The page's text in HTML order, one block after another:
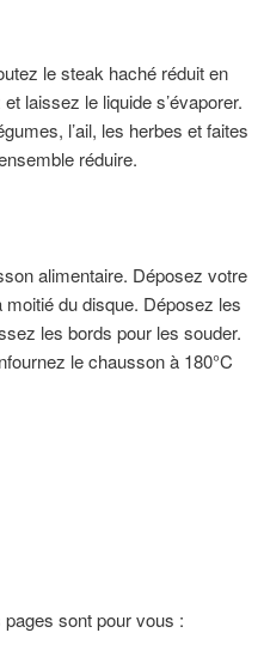
le steak haché réduit en
laissez le liquide s’évaporer.
l’ail, les herbes et faites
réduire.
alimentaire. Déposez votre
du disque. Déposez les
les bords pour les souder.
le chausson à 180°C
pages sont pour vous :